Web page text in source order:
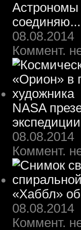
Астрономы
соединяю...
08.08.2014
Коммент.
NASA
08.08.2014
Коммент.
«Хаббл»
08.08.2014
Коммент.